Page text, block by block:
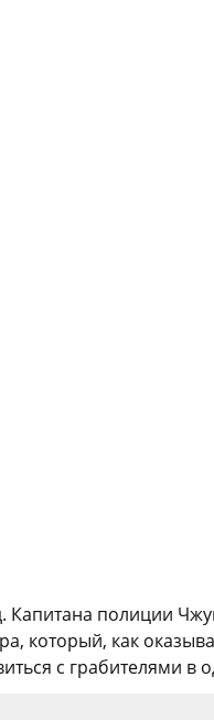
Капитана полиции
который, как
с грабителями